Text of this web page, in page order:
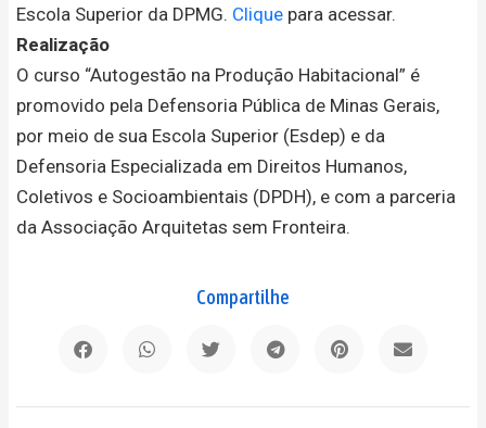
Escola Superior da DPMG. Clique para acessar.
Realização
O curso “Autogestão na Produção Habitacional” é
promovido pela Defensoria Pública de Minas Gerais,
por meio de sua Escola Superior (Esdep) e da
Defensoria Especializada em Direitos Humanos,
Coletivos e Socioambientais (DPDH), e com a parceria
da Associação Arquitetas sem Fronteira.
Compartilhe